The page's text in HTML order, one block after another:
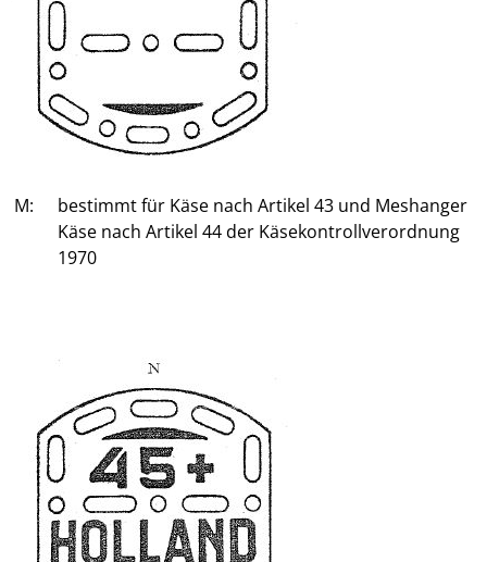
M:
bestimmt für Käse nach Artikel 43 und Meshanger
Käse nach Artikel 44 der Käsekontrollverordnung
1970